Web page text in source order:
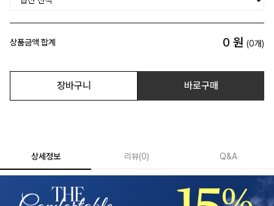
상품금액 합계 0 원 (0개)
장바구니 바로구매
상세정보 리뷰(0) Q&A